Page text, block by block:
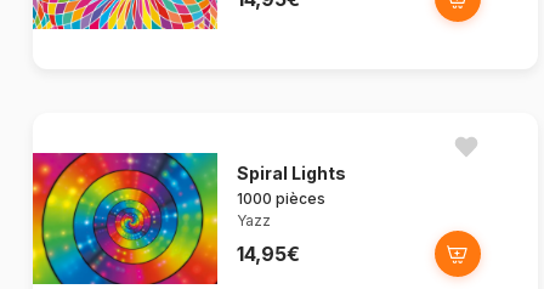
Spiral Lights
1000 pièces
Yazz
14,95€